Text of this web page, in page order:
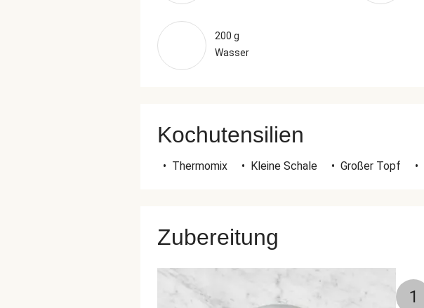
200 g
Wasser
Kochutensilien
• Thermomix • Kleine Schale • Großer Topf •
Zubereitung
1